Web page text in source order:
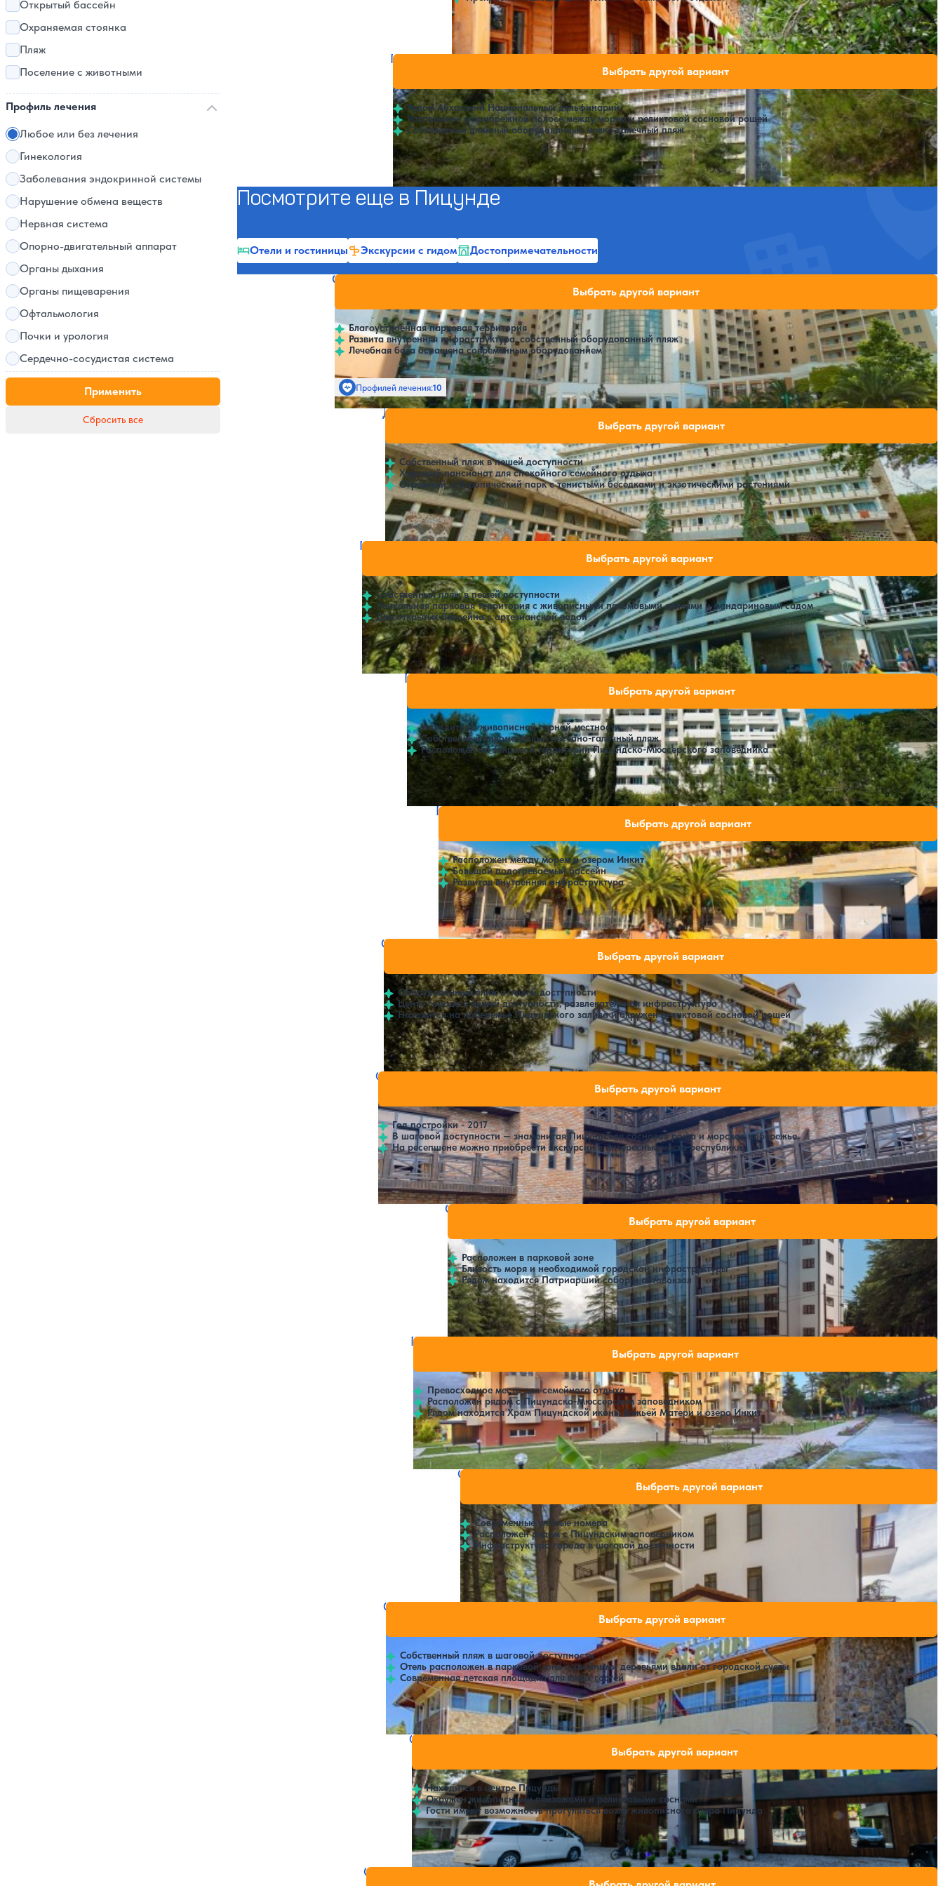
Открытый бассейн
Охраняемая стоянка
Пляж
Поселение с животными
Профиль лечения
Любое или без лечения
Гинекология
Заболевания эндокринной системы
Нарушение обмена веществ
Нервная система
Опорно-двигательный аппарат
Органы дыхания
Органы пищеварения
Офтальмология
Почки и урология
Сердечно-сосудистая система
Применить
Сбросить все
Открытый бассейн Расстояние до пляжа: 200 метров.
Пансионат Пицунда (Объединение пансионатов «Курорт Пицунда»)
4
Рядом Абхазский Национальный дельфинарий
Расположен в прибрежной полосе между морем и реликтовой сосновой рощей
Собственный длинный оборудованный мелко-галечный пляж
Открытый бассейн Расстояние до пляжа: 50 метров.
Нет цен или свободных мест на выбранные даты
Выбрать другой вариант
Посмотрите еще в Пицунде
Отели и гостиницы Экскурсии с гидом Достопримечательности
Санаторий Самшитовая роща
4.5
Благоустроенная парковая территория
Развита внутренняя инфраструктура, собственный оборудованный пляж
Лечебная база оснащена современным оборудованием
Профилей лечения:10 Крытый бассейн Открытый бассейн SPA Расстояние до пляжа: 150 метров.
Нет цен или свободных мест на выбранные даты
Выбрать другой вариант
Дом отдыха Питиус
3.9
Собственный пляж в пешей доступности
Хороший пансионат для спокойного семейного отдыха
Огромный субтропический парк с тенистыми беседками и экзотическими растениями
Расстояние до пляжа: 50 метров.
Нет цен или свободных мест на выбранные даты
Выбрать другой вариант
Пансионат Сосновая роща
4.5
Собственный пляж в пешей доступности
Уникальная парковая территория с живописными пальмовыми аллеями и мандариновым садом
Два открытых бассейна с артезианской водой
SPA Расстояние до пляжа: 100 метров.
Нет цен или свободных мест на выбранные даты
Выбрать другой вариант
Пансионат Мюссера (им. Н.А. Лакоба)
4.4
Находится в живописной горной местности
Собственный километровый песчано-галечный пляж
Расположен на закрытой территории Пицундско-Мюссерского заповедника
Крытый бассейн Расстояние до пляжа: 50 метров.
Нет цен или свободных мест на выбранные даты
Выбрать другой вариант
Пансионат Литфонд
4.3
Расположен между морем и озером Инкит
Большой подогреваемый бассейн
Развитая внутренняя инфраструктура
Открытый бассейн SPA Расстояние до пляжа: 75 метров.
Нет цен или свободных мест на выбранные даты
Выбрать другой вариант
Отель Апсара
4.3
Оборудованный пляж в пешей доступности
Центр города в пешей доступности, развлекательная инфраструктура
Находится на побережье Пицундского залива и окружен реликтовой сосновой рощей
Расстояние до пляжа: 100 метров.
Нет цен или свободных мест на выбранные даты
Выбрать другой вариант
Отель Глория
4.5
Год постройки - 2017
В шаговой доступности — знаменитая Пицундская сосновая роща и морское побережье
На ресепшене можно приобрести экскурсии в интересные места республики
Открытый бассейн Расстояние до пляжа: 350 метров.
Нет цен или свободных мест на выбранные даты
Выбрать другой вариант
Отель Киараз (ех. Киараз Арена)
4.3
Расположен в парковой зоне
Близость моря и необходимой городской инфраструктуры
Рядом находится Патриарший собор и автовокзал
Расстояние до пляжа: 700 метров.
Нет цен или свободных мест на выбранные даты
Выбрать другой вариант
Гостиница Ирэн
4.1
Превосходное место для семейного отдыха
Расположен рядом с Пицундско-Мюссерским заповедником
Рядом находится Храм Пицундской иконы Божьей Матери и озеро Инкит
Расстояние до пляжа: 150 метров.
Нет цен или свободных мест на выбранные даты
Выбрать другой вариант
Отель Киараз Старт
4.2
Современные уютные номера
Расположен рядом с Пицундским заповедником
Инфраструктура города в шаговой доступности
Расстояние до пляжа: 700 метров.
Нет цен или свободных мест на выбранные даты
Выбрать другой вариант
Отель Дельфин
4.4
Собственный пляж в шаговой доступности
Отель расположен в парковой зоне с хвойными деревьями вдали от городской суеты
Современная детская площадка для юных гостей
Крытый бассейн SPA Расстояние до пляжа: 30 метров.
Нет цен или свободных мест на выбранные даты
Выбрать другой вариант
Отель Гума (Guma)
4.5
Находится в центре Пицунды
Окружен живописными пейзажами и реликтовыми соснами
Гости имеют возможность прогуляться возле живописного озера Пицунда
Расстояние до пляжа: 750 метров.
Нет цен или свободных мест на выбранные даты
Выбрать другой вариант
Отель Мандарин